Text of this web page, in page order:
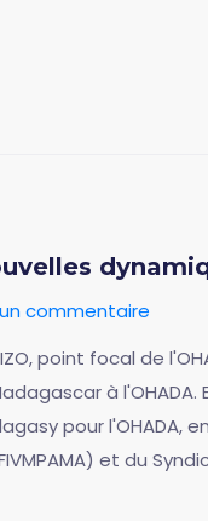
commentaire
point focal de
à
pour l'OHADA,
et du